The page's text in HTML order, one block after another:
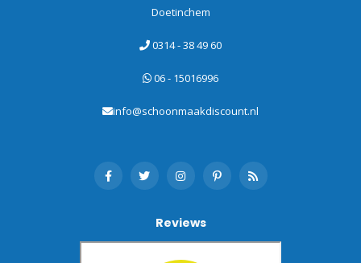
Doetinchem
0314 - 38 49 60
06 - 15016996
info@schoonmaakdiscount.nl
Reviews